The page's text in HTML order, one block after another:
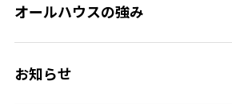
オールハウスの強み
お知らせ